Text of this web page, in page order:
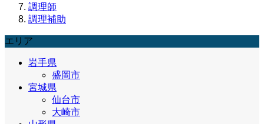
調理師
調理補助
エリア
岩手県
盛岡市
宮城県
仙台市
大崎市